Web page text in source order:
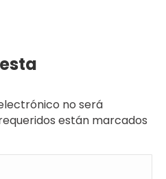
no será
están marcados